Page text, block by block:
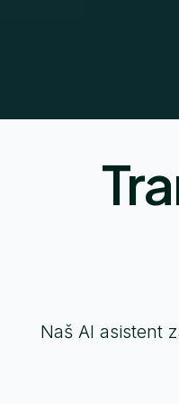
Naš AI asistent